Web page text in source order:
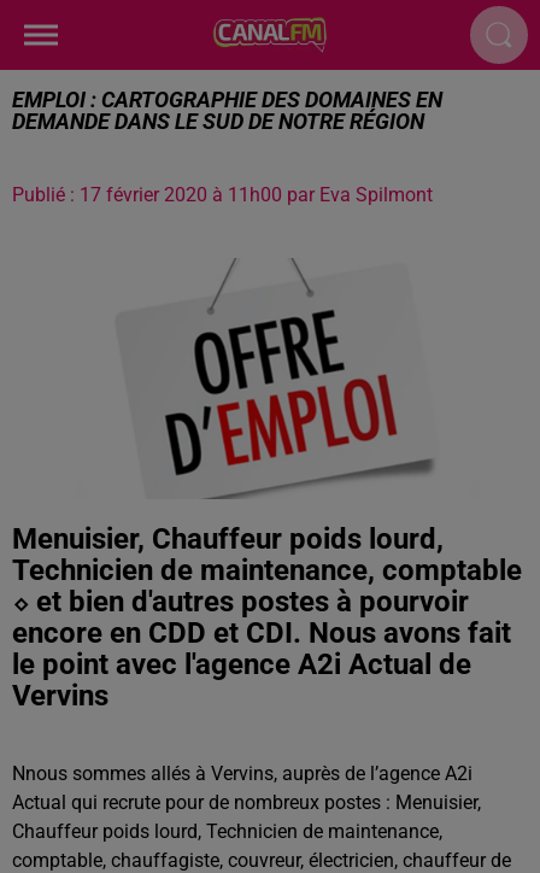
EMPLOI : CARTOGRAPHIE DES DOMAINES EN
DEMANDE DANS LE SUD DE NOTRE RÉGION
Publié : 17 février 2020 à 11h00 par Eva Spilmont
Menuisier, Chauffeur poids lourd,
Technicien de maintenance, comptable
⬦ et bien d'autres postes à pourvoir
encore en CDD et CDI. Nous avons fait
le point avec l'agence A2i Actual de
Vervins
Nnous sommes allés à Vervins, auprès de l’agence A2i
Actual qui recrute pour de nombreux postes : Menuisier,
Chauffeur poids lourd, Technicien de maintenance,
comptable, chauffagiste, couvreur, électricien, chauffeur de